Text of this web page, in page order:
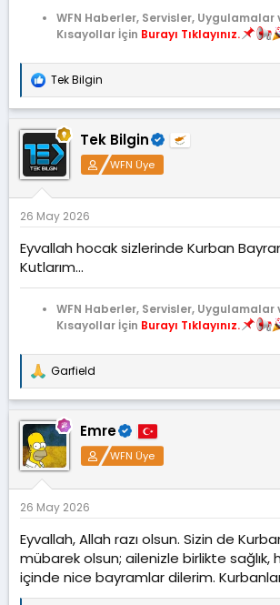
i
WFN Haberler, Servisler, Uygulamalar
Kısayollar İçin Burayı Tıklayınız.
T
e
p
k
i
l
e
:
Tek Bilgin
Tek Bilgin
WFN Üye
26 May 2026
Eyvallah hocak sizlerinde Kurban
Kutlarım...
WFN Haberler, Servisler, Uygulamalar
Kısayollar İçin Burayı Tıklayınız.
T
e
p
k
i
l
e
:
Garfield
Emre
WFN Üye
26 May 2026
Eyvallah, Allah razı olsun. Sizin de
mübarek olsun; ailenizle birlikte sağlık,
içinde nice bayramlar dilerim.